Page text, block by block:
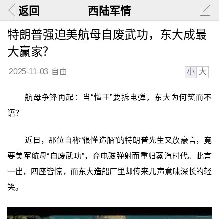
返回 西陆军情
特朗普强迫美航母自废武功，东大成最
大赢家？
2025-11-03 自由 小 大
航母争锋再起：当“懂王”要拆电弹，东大为何笑而不
语？
近日，那位自称“很懂造船”的特朗普先生又放豪言，竟
要美军航母“自废武功”，弃电磁弹射而重归蒸汽时代。此言
一出，四座皆惊，而东大造船厂里却传来几声意味深长的轻
笑。